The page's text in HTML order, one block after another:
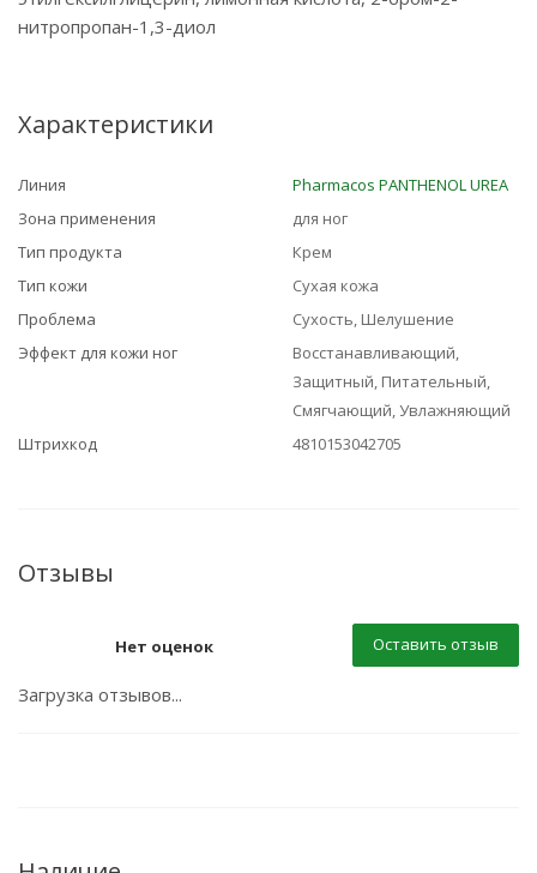
нитропропан-1,3-диол
Характеристики
Линия
Pharmacos PANTHENOL UREA
Зона применения
для ног
Тип продукта
Крем
Тип кожи
Сухая кожа
Проблема
Сухость, Шелушение
Эффект для кожи ног
Восстанавливающий,
Защитный, Питательный,
Смягчающий, Увлажняющий
Штрихкод
4810153042705
Отзывы
Нет оценок Оставить отзыв
Загрузка отзывов...